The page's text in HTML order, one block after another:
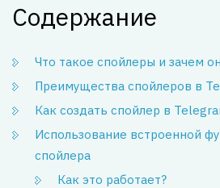
Содержание
Что такое спойлеры и зачем
Преимущества спойлеров в
Как создать спойлер в
Использование встроенной
спойлера
Как это работает?